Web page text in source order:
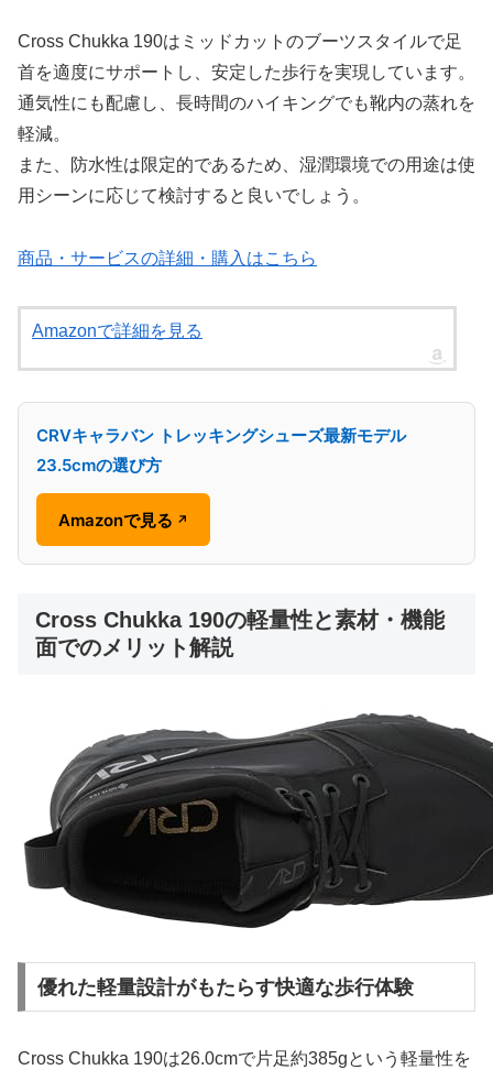
Cross Chukka 190はミッドカットのブーツスタイルで足
首を適度にサポートし、安定した歩行を実現しています。
通気性にも配慮し、長時間のハイキングでも靴内の蒸れを
軽減。
また、防水性は限定的であるため、湿潤環境での用途は使
用シーンに応じて検討すると良いでしょう。
商品・サービスの詳細・購入はこちら
Amazonで詳細を見る
CRVキャラバン トレッキングシューズ最新モデル
23.5cmの選び方
Amazonで見る ↗
Cross Chukka 190の軽量性と素材・機能
面でのメリット解説
優れた軽量設計がもたらす快適な歩行体験
Cross Chukka 190は26.0cmで片足約385gという軽量性を